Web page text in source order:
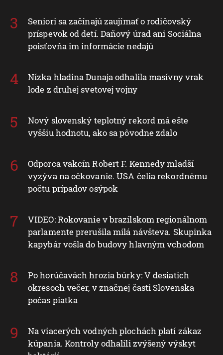
Seniori sa začínajú zaujímať o rodičovský
príspevok od detí. Daňový úrad ani Sociálna
poisťovňa im informácie nedajú
Nízka hladina Dunaja odhalila masívny vrak
lode z druhej svetovej vojny
Nový slovenský teplotný rekord má ešte
vyššiu hodnotu, ako sa pôvodne zdalo
Odporca vakcín Robert F. Kennedy mladší
vyzýva na očkovanie. USA čelia rekordnému
počtu prípadov osýpok
VIDEO: Rokovanie v brazílskom regionálnom
parlamente prerušila milá návšteva. Skupinka
kapybár vošla do budovy hlavným vchodom
Po horúčavách hrozia búrky: V desiatich
okresoch večer, v značnej časti Slovenska
počas piatka
Na viacerých vodných plochách platí zákaz
kúpania. Kontroly odhalili zvýšený výskyt